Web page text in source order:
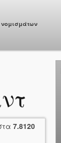
7.8120